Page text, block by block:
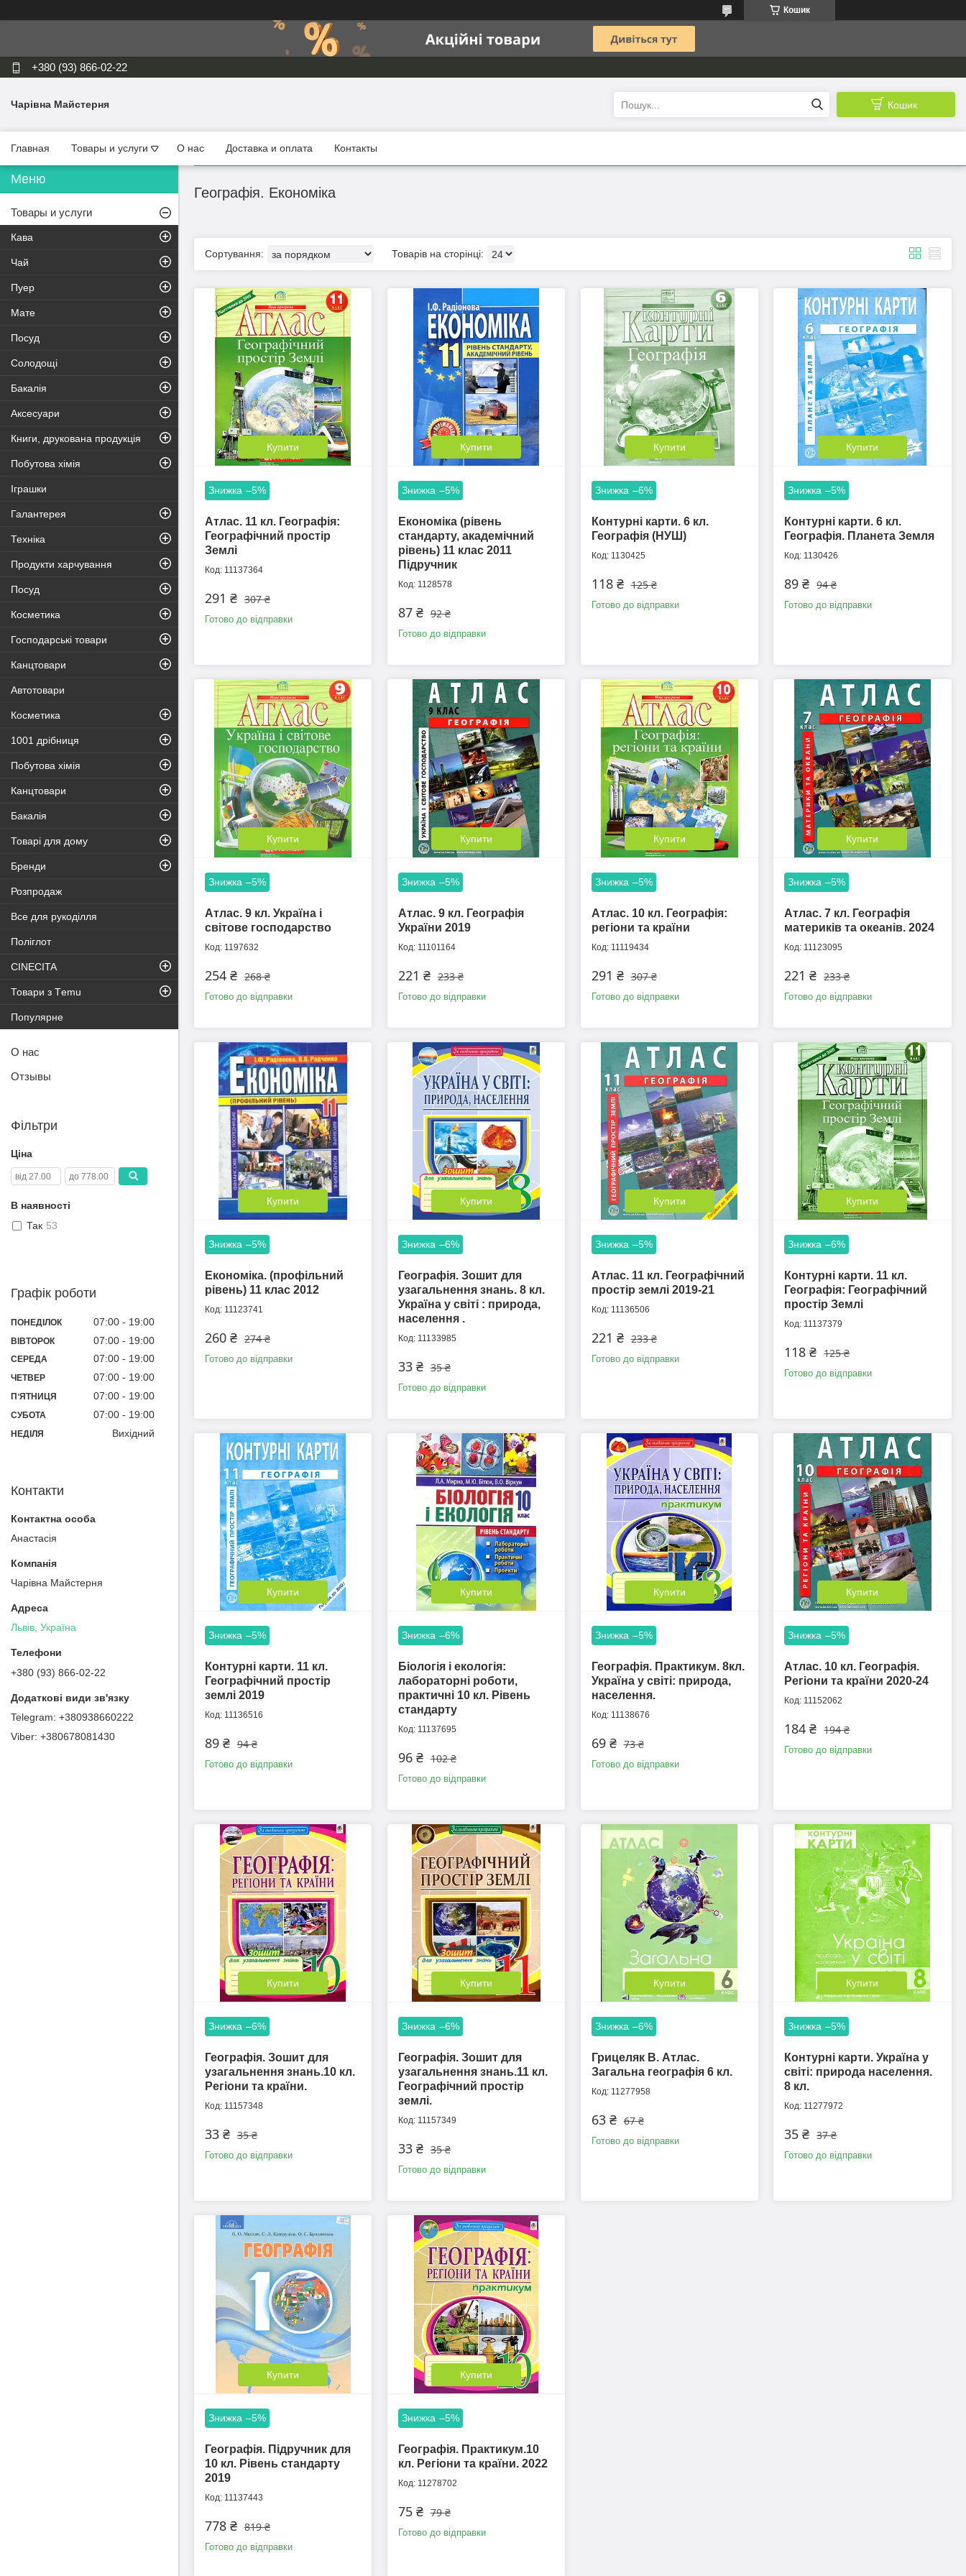
Кошик
+380 (93) 866-02-22
Чарівна Майстерня Кошик
Главная Товары и услуги О нас Доставка и оплата Контакты
Географія. Економіка
Купити
–5%
Атлас. 11 кл. Географія:
Географічний простір
Землі
11137364
307 ₴
291 ₴
Готово до відправки
Купити
–5%
Економіка (рівень
стандарту, академічний
рівень) 11 клас 2011
Підручник
1128578
92 ₴
87 ₴
Готово до відправки
Купити
–6%
Контурні карти. 6 кл.
Географія (НУШ)
1130425
125 ₴
118 ₴
Готово до відправки
Купити
–5%
Контурні карти. 6 кл.
Географія. Планета Земля
1130426
94 ₴
89 ₴
Готово до відправки
Купити
–5%
Атлас. 9 кл. Україна і
світове господарство
1197632
268 ₴
254 ₴
Готово до відправки
Купити
–5%
Атлас. 9 кл. Географія
України 2019
11101164
233 ₴
221 ₴
Готово до відправки
Купити
–5%
Атлас. 10 кл. Географія:
регіони та країни
11119434
307 ₴
291 ₴
Готово до відправки
Купити
–5%
Атлас. 7 кл. Географія
материків та океанів. 2024
11123095
233 ₴
221 ₴
Готово до відправки
Купити
–5%
Економіка. (профільний
рівень) 11 клас 2012
11123741
274 ₴
260 ₴
Готово до відправки
Купити
–6%
Географія. Зошит для
узагальнення знань. 8 кл.
Україна у світі : природа,
населення .
11133985
35 ₴
33 ₴
Готово до відправки
Купити
–5%
Атлас. 11 кл. Географічний
простір землі 2019-21
11136506
233 ₴
221 ₴
Готово до відправки
Купити
–6%
Контурні карти. 11 кл.
Географія: Географічний
простір Землі
11137379
125 ₴
118 ₴
Готово до відправки
Купити
–5%
Контурні карти. 11 кл.
Географічний простір
землі 2019
11136516
94 ₴
89 ₴
Готово до відправки
Купити
–6%
Біологія і екологія:
лабораторні роботи,
практичні 10 кл. Рівень
стандарту
11137695
102 ₴
96 ₴
Готово до відправки
Купити
–5%
Географія. Практикум. 8кл.
Україна у світі: природа,
населення.
11138676
73 ₴
69 ₴
Готово до відправки
Купити
–5%
Атлас. 10 кл. Географія.
Регіони та країни 2020-24
11152062
194 ₴
184 ₴
Готово до відправки
Купити
–6%
Географія. Зошит для
узагальнення знань.10 кл.
Регіони та країни.
11157348
35 ₴
33 ₴
Готово до відправки
Купити
–6%
Географія. Зошит для
узагальнення знань.11 кл.
Географічний простір
землі.
11157349
35 ₴
33 ₴
Готово до відправки
Купити
–6%
Грицеляк В. Атлас.
Загальна географія 6 кл.
11277958
67 ₴
63 ₴
Готово до відправки
Купити
–5%
Контурні карти. Україна у
світі: природа населення.
8 кл.
11277972
37 ₴
35 ₴
Готово до відправки
Купити
–5%
Географія. Підручник для
10 кл. Рівень стандарту
2019
11137443
819 ₴
778 ₴
Готово до відправки
Купити
–5%
Географія. Практикум.10
кл. Регіони та країни. 2022
11278702
79 ₴
75 ₴
Готово до відправки
Товары и услуги
Кава
Чай
Пуер
Мате
Посуд
Солодощі
Бакалія
Аксесуари
Книги, друкована продукція
Побутова хімія
Іграшки
Галантерея
Техніка
Продукти харчування
Посуд
Косметика
Господарські товари
Канцтовари
Автотовари
Косметика
1001 дрібниця
Побутова хімія
Канцтовари
Бакалія
Товарі для дому
Бренди
Розпродаж
Все для рукоділля
Поліглот
CINECITA
Товари з Тemu
Популярне
О нас
Отзывы
Фільтри
Ціна
В наявності
Так 53
Графік роботи
ПОНЕДІЛОК 07:00 19:00
ВІВТОРОК 07:00 19:00
СЕРЕДА 07:00 19:00
ЧЕТВЕР 07:00 19:00
ПʼЯТНИЦЯ 07:00 19:00
СУБОТА 07:00 19:00
НЕДІЛЯ Вихідний
Контакти
Анастасія
Чарівна Майстерня
Львів, Україна
+380 (93) 866-02-22
+380938660222
+380678081430